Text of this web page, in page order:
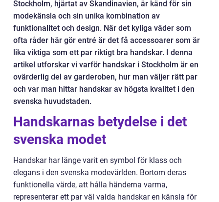
Stockholm, hjärtat av Skandinavien, är känd för sin
modekänsla och sin unika kombination av
funktionalitet och design. När det kyliga väder som
ofta råder här gör entré är det få accessoarer som är
lika viktiga som ett par riktigt bra handskar. I denna
artikel utforskar vi varför handskar i Stockholm är en
ovärderlig del av garderoben, hur man väljer rätt par
och var man hittar handskar av högsta kvalitet i den
svenska huvudstaden.
Handskarnas betydelse i det
svenska modet
Handskar har länge varit en symbol för klass och
elegans i den svenska modevärlden. Bortom deras
funktionella värde, att hålla händerna varma,
representerar ett par väl valda handskar en känsla för